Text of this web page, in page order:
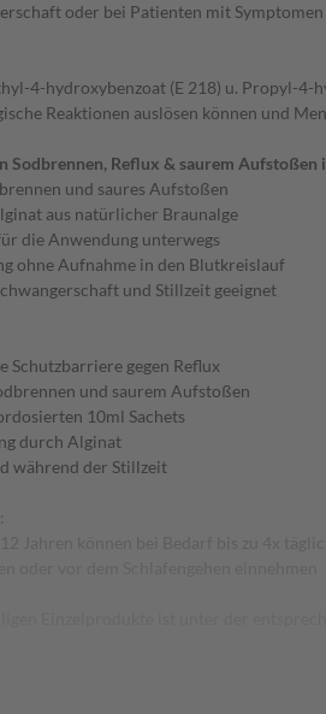
oder bei Patienten mit
4-hydroxybenzoat (E 218) u. Propyl-4-
Reaktionen auslösen können und
Sodbrennen, Reflux & saurem Aufstoßen
und saures Aufstoßen
aus natürlicher Braunalge
die Anwendung unterwegs
ohne Aufnahme in den Blutkreislauf
und Stillzeit geeignet
Schutzbarriere gegen Reflux
und saurem Aufstoßen
10ml Sachets
durch Alginat
während der Stillzeit